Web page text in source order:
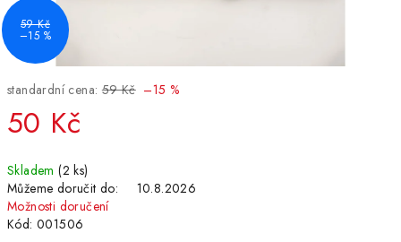
standardní cena: 59 Kč –15 %
50 Kč
cena:
Skladem(2 ks)
Můžeme doručit do:
10.8.2026
Možnosti doručení
Kód: 001506
59 Kč
–15 %